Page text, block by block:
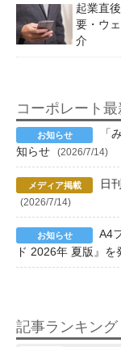
起業直
要・ウ
介
コーポレート
「
知らせ
(2026/7/14)
日
(2026/7/14)
A4
ド 2026年 夏版』
記事ランキング